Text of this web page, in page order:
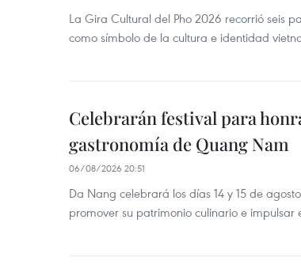
La Gira Cultural del Pho 2026 recorrió seis
como símbolo de la cultura e identidad
Celebrarán festival para
gastronomía de Quang Nam
06/08/2026 20:51
Da Nang celebrará los días 14 y 15 de
promover su patrimonio culinario e impulsar